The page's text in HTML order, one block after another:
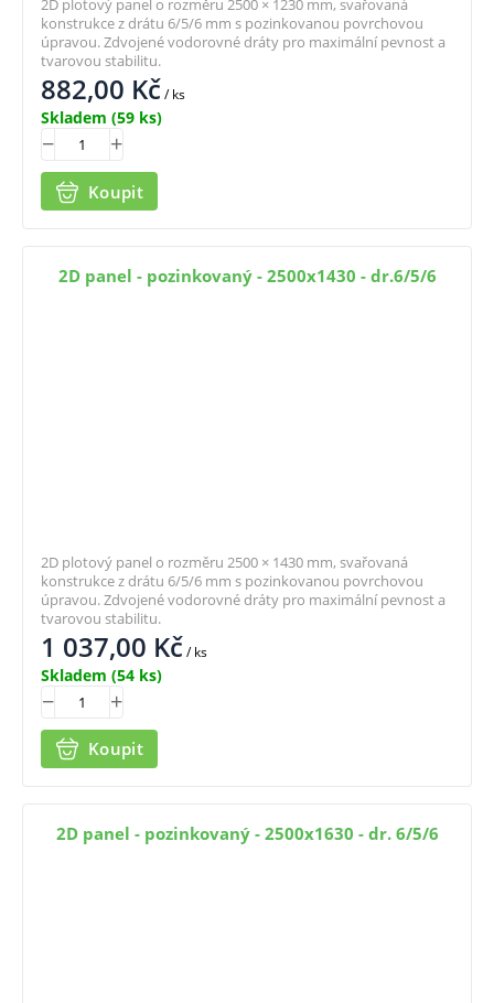
882,00 Kč/ ks
Skladem (59 ks)
Koupit
2D plotový panel o rozměru 2500 × 1230 mm, svařovaná
konstrukce z drátu 6/5/6 mm s pozinkovanou povrchovou
úpravou. Zdvojené vodorovné dráty pro maximální pevnost a
tvarovou stabilitu.
2D panel - pozinkovaný - 2500x1430 - dr.6/5/6
1 037,00 Kč/ ks
Skladem (54 ks)
Koupit
2D plotový panel o rozměru 2500 × 1430 mm, svařovaná
konstrukce z drátu 6/5/6 mm s pozinkovanou povrchovou
úpravou. Zdvojené vodorovné dráty pro maximální pevnost a
tvarovou stabilitu.
2D panel - pozinkovaný - 2500x1630 - dr. 6/5/6